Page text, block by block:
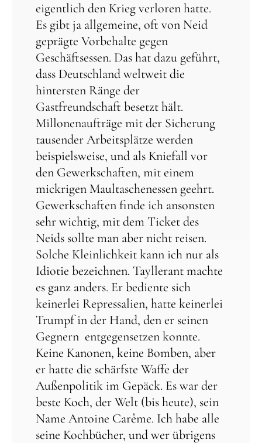
eigentlich den Krieg verloren hatte.
Es gibt ja allgemeine, oft von Neid
geprägte Vorbehalte gegen
Geschäftsessen. Das hat dazu geführt,
dass Deutschland weltweit die
hintersten Ränge der
Gastfreundschaft besetzt hält.
Millonenaufträge mit der Sicherung
tausender Arbeitsplätze werden
beispielsweise, und als Kniefall vor
den Gewerkschaften, mit einem
mickrigen Maultaschenessen geehrt.
Gewerkschaften finde ich ansonsten
sehr wichtig, mit dem Ticket des
Neids sollte man aber nicht reisen.
Solche Kleinlichkeit kann ich nur als
Idiotie bezeichnen. Tayllerant machte
es ganz anders. Er bediente sich
keinerlei Repressalien, hatte keinerlei
Trumpf in der Hand, den er seinen
Gegnern entgegensetzen konnte.
Keine Kanonen, keine Bomben, aber
er hatte die schärfste Waffe der
Außenpolitik im Gepäck. Es war der
beste Koch, der Welt (bis heute), sein
Name Antoine Carême. Ich habe alle
seine Kochbücher, und wer übrigens